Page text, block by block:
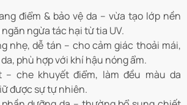
điểm & bảo vệ da – vừa tạo lớp nền
ngừa tác hại từ tia UV.
nhẹ, dễ tán – cho cảm giác thoải mái,
phù hợp với khí hậu nóng ẩm.
– che khuyết điểm, làm đều màu da
được sự tự nhiên.